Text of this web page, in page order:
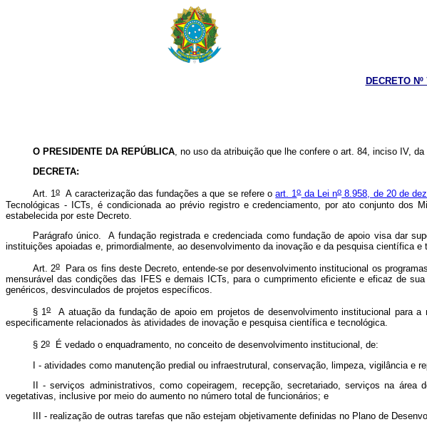
DECRETO
O PRESIDENTE DA REPÚBLICA, no uso da atribuição que lhe confere o art. 84, inciso IV,
DECRETA:
Art. 1o A caracterização das fundações a que se refere oart. 1oda Lei no8.958, de 20 de
Tecnológicas - ICTs, é condicionada ao prévio registro e credenciamento, por ato conjunto
estabelecida por este Decreto.
Parágrafo único. A fundação registrada e credenciada como fundação de apoio visa dar
instituições apoiadas e, primordialmente, ao desenvolvimento da inovação e da pesquisa científica
Art. 2oPara os fins deste Decreto, entende-se por desenvolvimento institucional os
mensurável das condições das IFES e demais ICTs, para o cumprimento eficiente e eficaz de
genéricos, desvinculados de projetos específicos.
§ 1oA atuação da fundação de apoio em projetos de desenvolvimento institucional para a
especificamente relacionados às atividades de inovação e pesquisa científica e tecnológica.
§ 2oÉ vedado o enquadramento, no conceito de desenvolvimento institucional, de:
I - atividades como manutenção predial ou infraestrutural, conservação, limpeza, vigilância e
II - serviços administrativos, como copeiragem, recepção, secretariado, serviços na
vegetativas, inclusive por meio do aumento no número total de funcionários; e
III - realização de outras tarefas que não estejam objetivamente definidas no Plano de